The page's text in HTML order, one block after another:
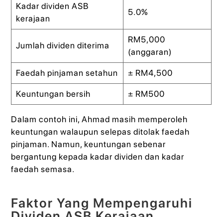
Kadar dividen ASB
kerajaan
5.0%
Jumlah dividen diterima
RM5,000
(anggaran)
Faedah pinjaman setahun ± RM4,500
Keuntungan bersih ± RM500
Dalam contoh ini, Ahmad masih memperoleh
keuntungan walaupun selepas ditolak faedah
pinjaman. Namun, keuntungan sebenar
bergantung kepada kadar dividen dan kadar
faedah semasa.
Faktor Yang Mempengaruhi